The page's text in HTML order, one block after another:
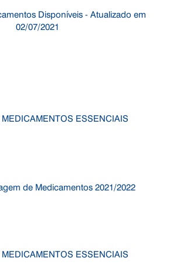
Disponíveis - Atualizado em
02/07/2021
de Medicamentos 2021/2022